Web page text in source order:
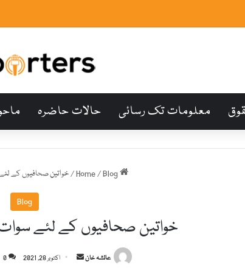
معلومات تک رسائی حالات حاضرہ
/Blog
/خواتین صحافیوں کے
Blog
خواتین صحافیوں کے لئے
عائشہ خان اکتوبر 28, 2021 0